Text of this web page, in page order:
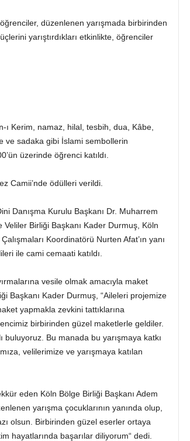
düzenlenen yarışmada birbirinden
yarıştırdıkları etkinlikte, öğrenciler
ı Kerim, namaz, hilal, tesbih, dua, Kâbe,
ve sadaka gibi İslami sembollerin
üzerinde öğrenci katıldı.
Camii’nde ödülleri verildi.
Danışma Kurulu Başkanı Dr. Muharrem
Birliği Başkanı Kader Durmuş, Köln
Koordinatörü Nurten Afat’ın yanı
ile cami cemaati katıldı.
vesile olmak amacıyla maket
Başkanı Kader Durmuş, “Aileleri projemize
yapmakla zevkini tattıklarına
birbirinden güzel maketlerle geldiler.
buluyoruz. Bu manada bu yarışmaya katkı
velilerimize ve yarışmaya katılan
eden Köln Bölge Birliği Başkanı Adem
yarışma çocuklarının yanında olup,
olsun. Birbirinden güzel eserler ortaya
hayatlarında başarılar diliyorum“ dedi.